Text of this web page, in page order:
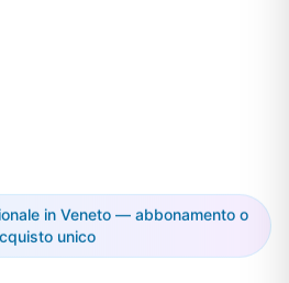
in Veneto — abbonamento o
unico